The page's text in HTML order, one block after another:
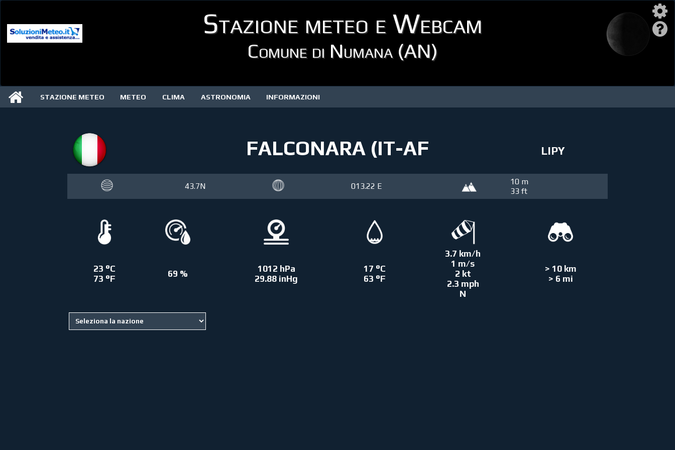
Stazione meteo e Webcam
Comune di Numana (AN)
STAZIONE METEO METEO CLIMA ASTRONOMIA INFORMAZIONI
FALCONARA (IT-AF LIPY
43.7N 013.22 E
10 m
33 ft
23 °C
73 °F
69 %
1012 hPa
29.88 inHg
17 °C
63 °F
3.7 km/h
1 m/s
2 kt
2.3 mph
N
> 10 km
> 6 mi